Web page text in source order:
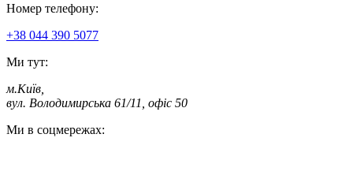
Номер телефону:
+38 044 390 5077
Ми тут:
м.Київ
вул. Володимирська 61/11, офіс 50
Ми в соцмережах: